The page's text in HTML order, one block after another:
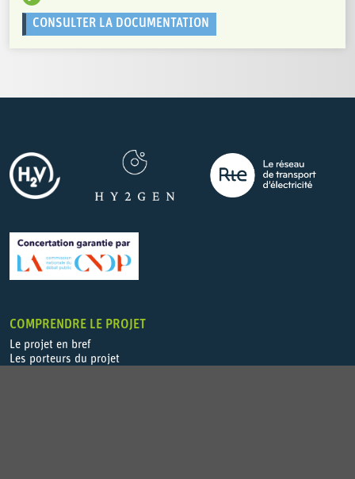
CONSULTER LA DOCUMENTATION
COMPRENDRE LE PROJET
Le projet en bref
Les porteurs du projet